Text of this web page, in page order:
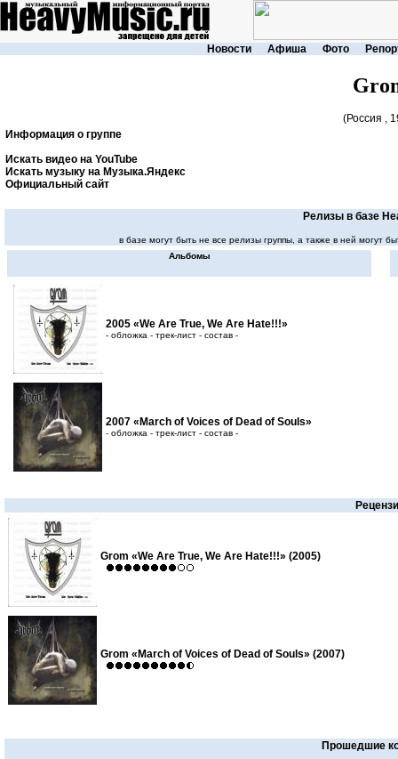
Новости Афиша Фото
(Россия ,
Информация о группе
Искать видео на YouTube
Искать музыку на Музыка.Яндекс
Официальный сайт
Релизы в базе
в базе могут быть не все релизы группы, а также в ней
Альбомы
2005 «We Are True, We Are Hate!!!»
- обложка - трек-лист - состав -
2007 «March of Voices of Dead of Souls»
- обложка - трек-лист - состав -
Grom «We Are True, We Are Hate!!!» (2005)
Grom «March of Voices of Dead of Souls» (2007)
Прошедшие